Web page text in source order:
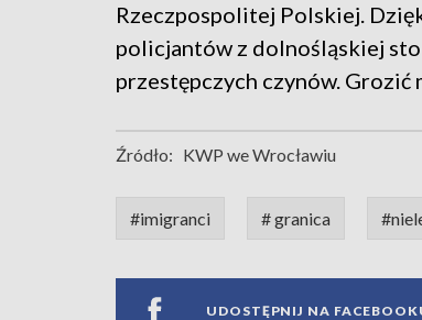
Rzeczpospolitej Polskiej.
policjantów z dolnośląskiej
przestępczych czynów.
Źródło: KWP we Wrocławiu
#imigranci # granica
UDOSTĘPNIJ NA